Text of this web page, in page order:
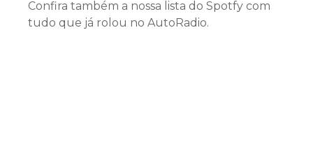
Confira também a nossa lista do Spotfy com
tudo que já rolou no AutoRadio.